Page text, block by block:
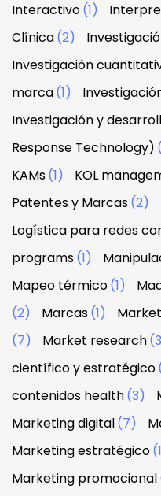
Interactivo(1)
Clínica(2)
Investigación
marca(1)
Investigación y
Response Technology)
KAMs(1) KOL
Patentes y Marcas(2)
Logística para redes
programs(1)
Mapeo térmico(1)
(2)
Marcas(1)
(7)
Market research
científico y estratégico
contenidos health(3)
Marketing digital(7)
Marketing estratégico
Marketing promocional